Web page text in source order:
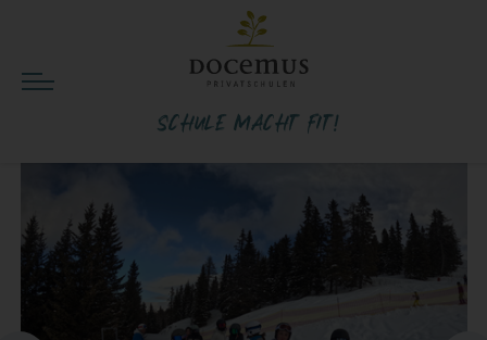
Schule macht fit!